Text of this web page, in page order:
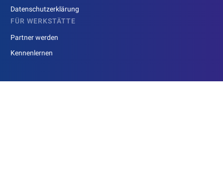
Datenschutzerklärung
FÜR WERKSTÄTTE
Partner werden
Kennenlernen